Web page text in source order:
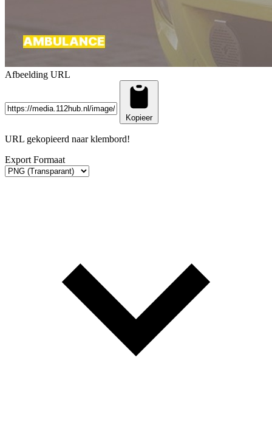
Afbeelding URL
Kopieer
URL gekopieerd naar klembord!
Export Formaat